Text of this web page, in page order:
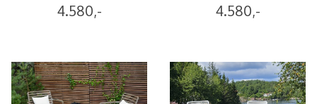
marsalarød
4.580,-
cappucino
4.580,-